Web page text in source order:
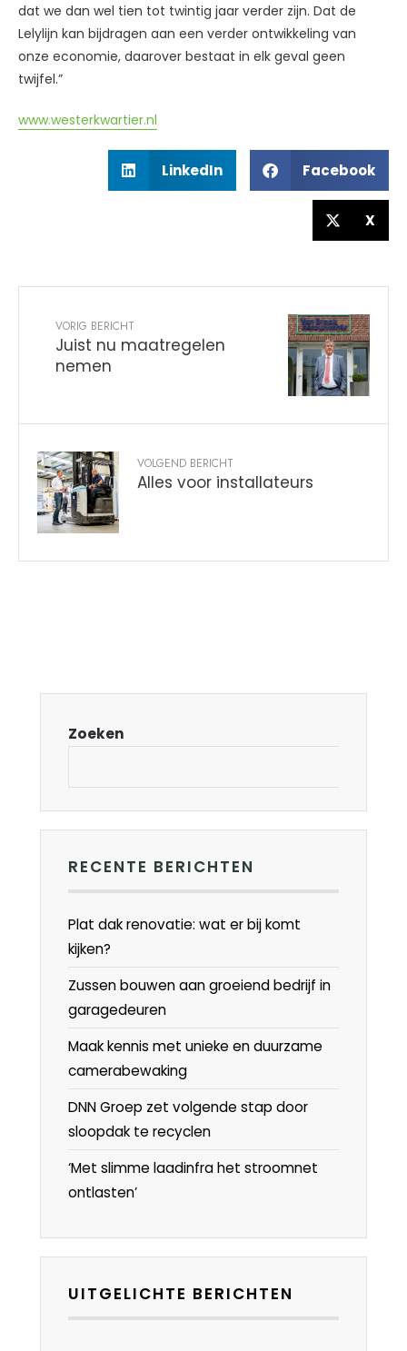
dat we dan wel tien tot twintig jaar verder zijn. Dat de
Lelylijn kan bijdragen aan een verder ontwikkeling van
onze economie, daarover bestaat in elk geval geen
twijfel.”
www.westerkwartier.nl
LinkedIn Facebook
X
VORIG BERICHT
Juist nu maatregelen
nemen
VOLGEND BERICHT
Alles voor installateurs
Zoeken
RECENTE BERICHTEN
Plat dak renovatie: wat er bij komt
kijken?
Zussen bouwen aan groeiend bedrijf in
garagedeuren
Maak kennis met unieke en duurzame
camerabewaking
DNN Groep zet volgende stap door
sloopdak te recyclen
‘Met slimme laadinfra het stroomnet
ontlasten’
UITGELICHTE BERICHTEN